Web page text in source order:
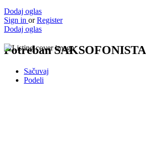
Dodaj oglas
Sign in or Register
Dodaj oglas
Potreban SAKSOFONISTA
Sačuvaj
Podeli